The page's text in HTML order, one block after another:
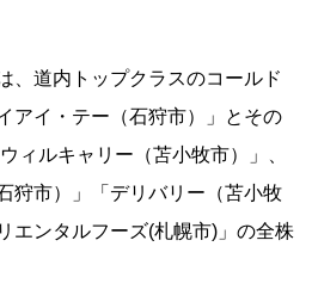
、道内トップクラスのコールド
アイ・テー（石狩市）」とその
ィルキャリー（苫小牧市）」、
狩市）」「デリバリー（苫小牧
エンタルフーズ(札幌市)」の全株